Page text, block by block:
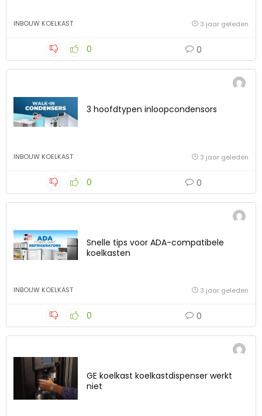
INBOUW KOELKAST 3 jaar geleden
0 0
3 hoofdtypen inloopcondensors
INBOUW KOELKAST 3 jaar geleden
0 0
Snelle tips voor ADA-compatibele
koelkasten
INBOUW KOELKAST 3 jaar geleden
0 0
GE koelkast koelkastdispenser werkt
niet